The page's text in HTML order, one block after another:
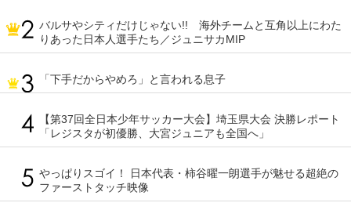
バルサやシティだけじゃない!! 海外チームと互角以上にわた
りあった日本人選手たち／ジュニサカMIP
「下手だからやめろ」と言われる息子
【第37回全日本少年サッカー大会】埼玉県大会 決勝レポート
「レジスタが初優勝、大宮ジュニアも全国へ」
やっぱりスゴイ！ 日本代表・柿谷曜一朗選手が魅せる超絶の
ファーストタッチ映像